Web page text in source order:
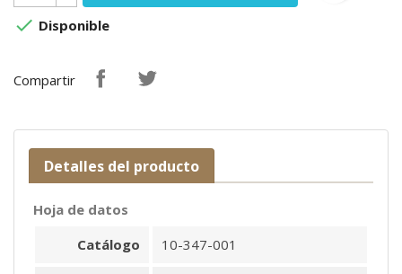
 Disponible
Compartir
Detalles del producto
Hoja de datos
Catálogo
10-347-001